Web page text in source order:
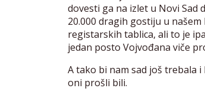
dovesti ga na izlet u Novi Sad
20.000 dragih gostiju u
registarskih tablica, ali to je
jedan posto Vojvođana viče
A tako bi nam sad još trebala
oni prošli bili.